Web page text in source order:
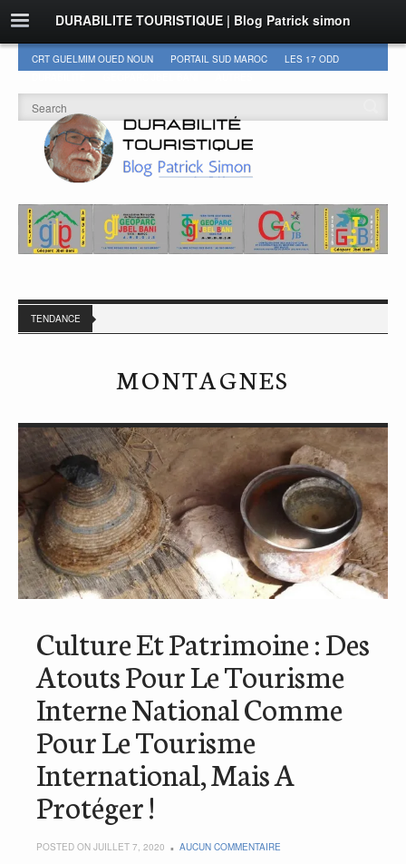
DURABILITE TOURISTIQUE | Blog Patrick simon
CRT GUELMIM OUED NOUN PORTAIL SUD MAROC
LES 17 ODD
TENDANCE
MONTAGNES
Culture Et Patrimoine : Des
Atouts Pour Le Tourisme
Interne National Comme
Pour Le Tourisme
International, Mais A
Protéger !
POSTED ON JUILLET 7, 2020 AUCUN COMMENTAIRE